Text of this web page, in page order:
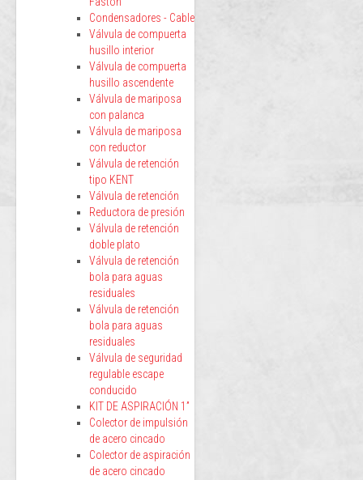
Condensadores - Cable
Válvula de compuerta
husillo interior
Válvula de compuerta
husillo ascendente
Válvula de mariposa
con palanca
Válvula de mariposa
con reductor
Válvula de retención
tipo KENT
Válvula de retención
Reductora de presión
Válvula de retención
doble plato
Válvula de retención
bola para aguas
residuales
Válvula de retención
bola para aguas
residuales
Válvula de seguridad
regulable escape
conducido
KIT DE ASPIRACIÓN 1”
Colector de impulsión
de acero cincado
Colector de aspiración
de acero cincado